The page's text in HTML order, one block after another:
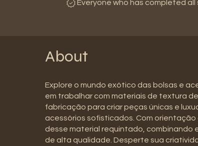
Everyone who has completed
About
Explore o mundo exótico das bolsas e
em trabalhar com materiais de textura
fabricação para criar peças únicas e
acessórios sofisticados. Com
desse material requintado, combinando
de alta qualidade. Desperte sua